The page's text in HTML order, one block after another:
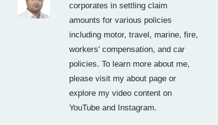
corporates in settling claim
amounts for various policies
including motor, travel, marine, fire,
workers' compensation, and car
policies. To learn more about me,
please visit my about page or
explore my video content on
YouTube and Instagram.